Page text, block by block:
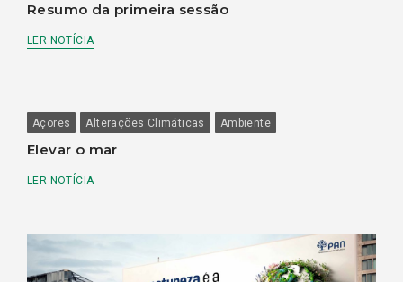
Resumo da primeira sessão
LER NOTÍCIA
Açores Alterações Climáticas Ambiente
Elevar o mar
LER NOTÍCIA